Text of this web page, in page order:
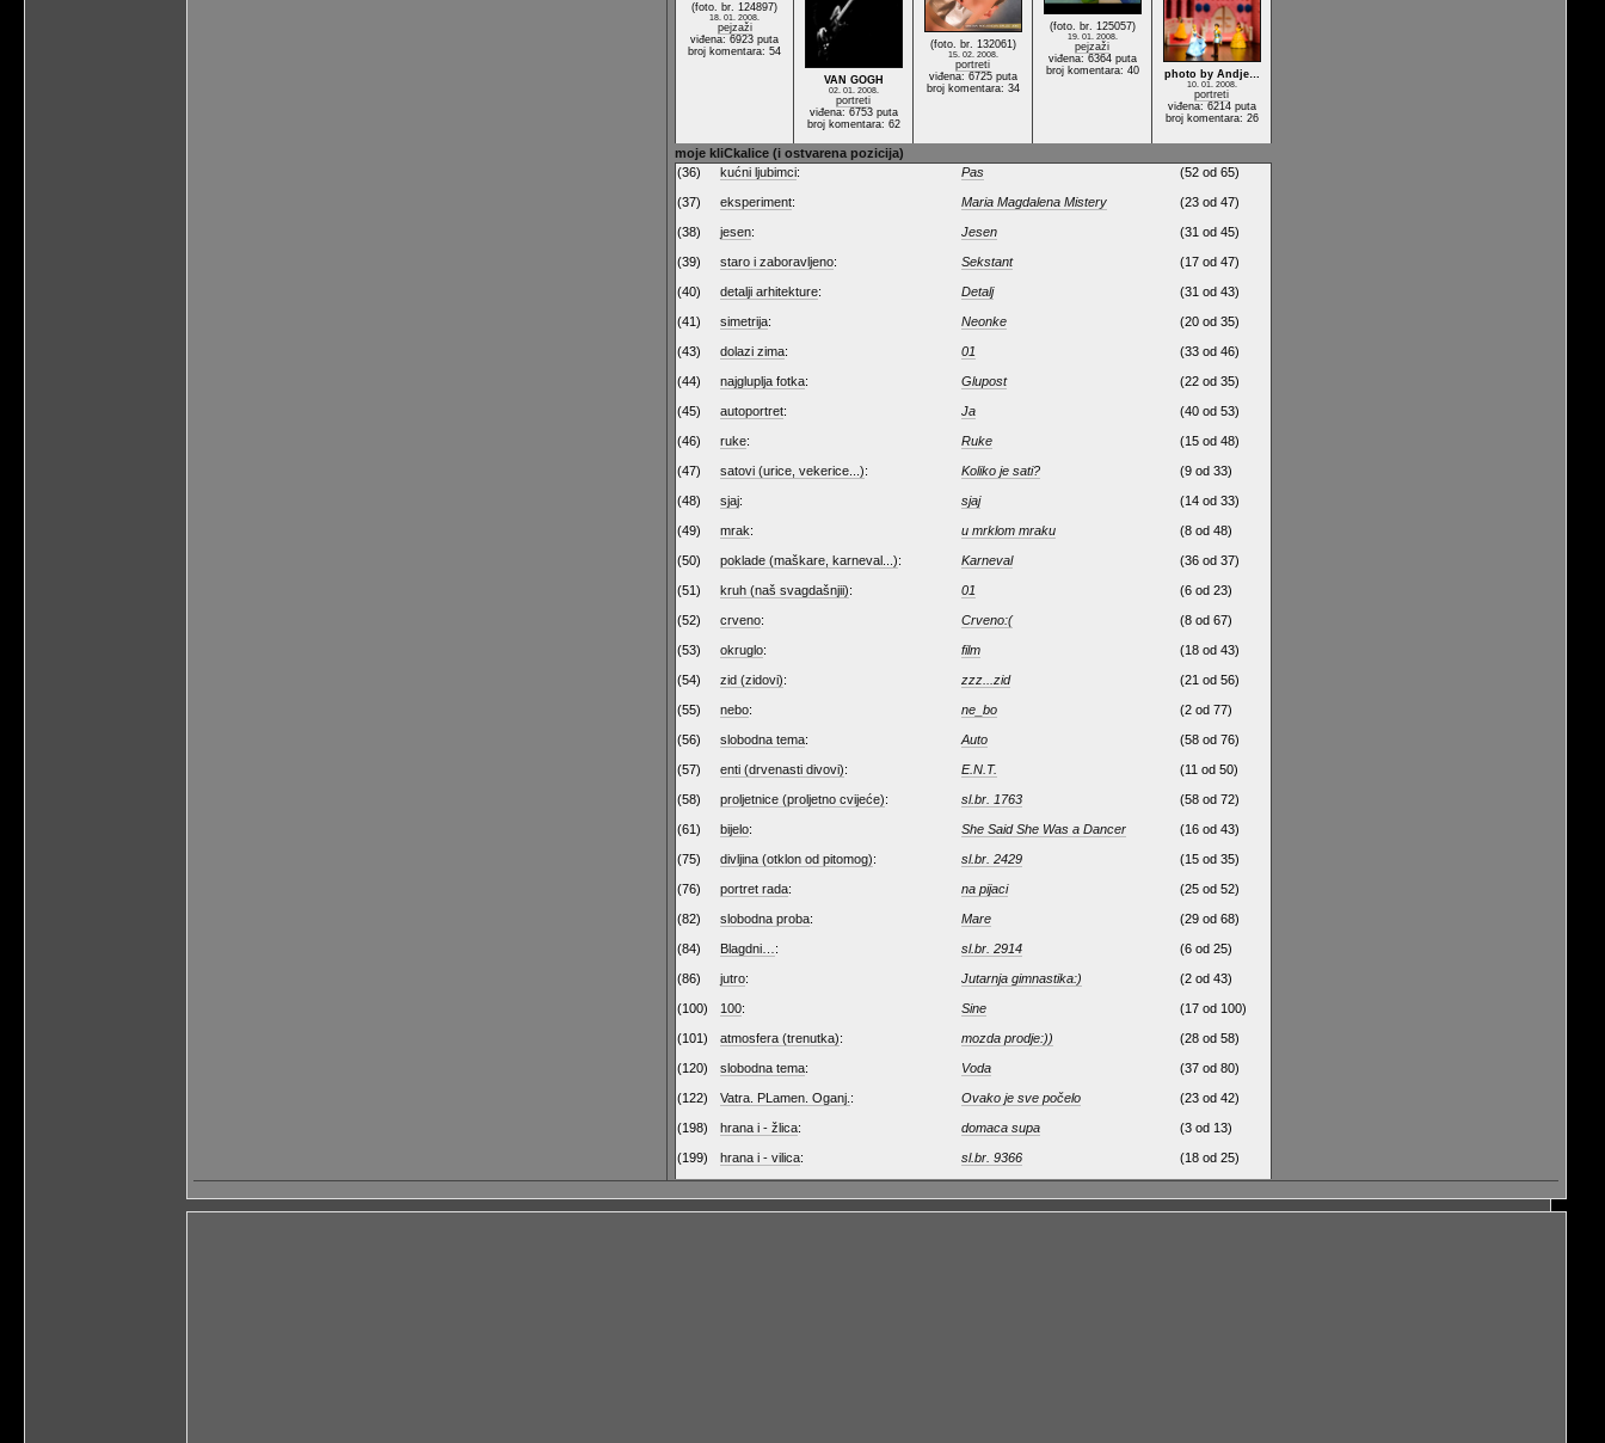
(foto. br. 124897)
18. 01. 2008.
pejzaži
viđena: 6923 puta
broj komentara: 54
VAN GOGH
02. 01. 2008.
portreti
viđena: 6753 puta
broj komentara: 62
(foto. br. 132061)
15. 02. 2008.
portreti
viđena: 6725 puta
broj komentara: 34
(foto. br. 125057)
19. 01. 2008.
pejzaži
viđena: 6364 puta
broj komentara: 40
photo by Andje…
10. 01. 2008.
portreti
viđena: 6214 puta
broj komentara: 26
moje kliCkalice (i ostvarena pozicija)
(36)
kućni ljubimci: Pas (52 od 65)
(37) eksperiment: Maria Magdalena Mistery (23 od 47)
(38) jesen: Jesen (31 od 45)
(39) staro i zaboravljeno: Sekstant (17 od 47)
(40) detalji arhitekture: Detalj (31 od 43)
(41) simetrija: Neonke (20 od 35)
(43) dolazi zima: 01 (33 od 46)
(44) najgluplja fotka: Glupost (22 od 35)
(45) autoportret: Ja (40 od 53)
(46) ruke: Ruke (15 od 48)
(47) satovi (urice, vekerice...): Koliko je sati? (9 od 33)
(48) sjaj: sjaj (14 od 33)
(49) mrak: u mrklom mraku (8 od 48)
(50) poklade (maškare, karneval...): Karneval (36 od 37)
(51) kruh (naš svagdašnjii): 01 (6 od 23)
(52) crveno: Crveno:( (8 od 67)
(53) okruglo: film (18 od 43)
(54) zid (zidovi): zzz...zid (21 od 56)
(55) nebo: ne_bo (2 od 77)
(56) slobodna tema: Auto (58 od 76)
(57) enti (drvenasti divovi): E.N.T. (11 od 50)
(58) proljetnice (proljetno cvijeće): sl.br. 1763 (58 od 72)
(61) bijelo: She Said She Was a Dancer (16 od 43)
(75) divljina (otklon od pitomog): sl.br. 2429 (15 od 35)
(76) portret rada: na pijaci (25 od 52)
(82) slobodna proba: Mare (29 od 68)
(84) Blagdni… : sl.br. 2914 (6 od 25)
(86) jutro: Jutarnja gimnastika:) (2 od 43)
(100) 100: Sine (17 od 100)
(101) atmosfera (trenutka): mozda prodje:)) (28 od 58)
(120) slobodna tema: Voda (37 od 80)
(122) Vatra. PLamen. Oganj. : Ovako je sve počelo (23 od 42)
(198) hrana i - žlica: domaca supa (3 od 13)
(199) hrana i - vilica: sl.br. 9366 (18 od 25)